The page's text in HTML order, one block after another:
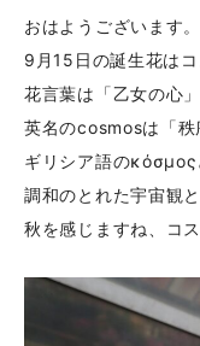
おはようございます
9月15日の誕生花はコ
花言葉は「乙女の心」
英名のcosmosは「秩
ギリシア語のκόσμος
調和のとれた宇宙観
秋を感じますね、コス